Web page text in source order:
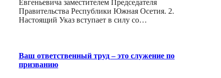
Евгеньевича заместителем Председателя
Правительства Республики Южная Осетия. 2.
Настоящий Указ вступает в силу со…
Ваш ответственный труд – это служение по
призванию